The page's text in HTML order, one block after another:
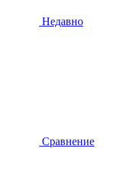
Недавно
Сравнение